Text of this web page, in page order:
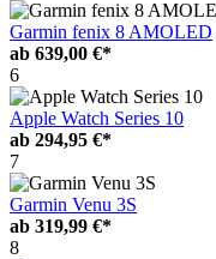
Garmin fenix 8 AMOLED
ab 639,00 €*
6
Apple Watch Series 10
ab 294,95 €*
7
Garmin Venu 3S
ab 319,99 €*
8